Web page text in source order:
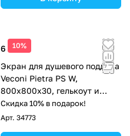
10%
6 936 ₽
Экран для душевого поддона
Veconi Pietra PS W,
800x800x30, гелькоут и
стекловолокно, белый
Скидка 10% в подарок!
Арт. 34773